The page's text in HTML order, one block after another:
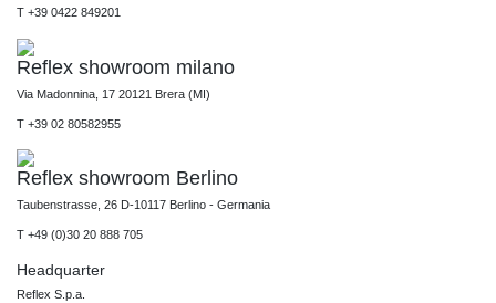
T +39 0422 849201
Reflex showroom milano
Via Madonnina, 17 20121 Brera (MI)
T +39 02 80582955
Reflex showroom Berlino
Taubenstrasse, 26 D-10117 Berlino - Germania
T +49 (0)30 20 888 705
Headquarter
Reflex S.p.a.